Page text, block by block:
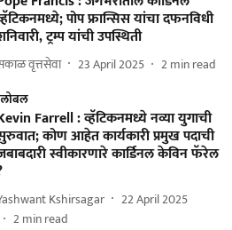
पोप फ्रान्सिस यांचा दफनविधी
ट्रम्प यांची उपस्थिती
वृत्तसेवा 23 April 2025 2min read
Farrell : व्हॅटिकनमध्ये नव्या युगाची
कोण आहेत कार्यकारी प्रमुख पदाची
स्वीकारणारे कार्डिनल केविन फॅरेल
Kshirsagar
22 April 2025
2min read